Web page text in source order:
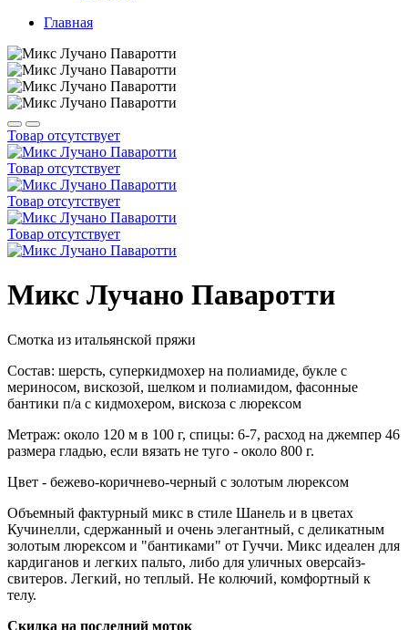
Главная
Товар отсутствует
Товар отсутствует
Товар отсутствует
Товар отсутствует
Микс Лучано Паваротти
Смотка из итальянской пряжи
Состав: шерсть, суперкидмохер на полиамиде, букле с
мериносом, вискозой, шелком и полиамидом, фасонные
бантики п/а с кидмохером, вискоза с люрексом
Метраж: около 120 м в 100 г, спицы: 6-7, расход на джемпер 46
размера гладью, если вязать не туго - около 800 г.
Цвет - бежево-коричнево-черный с золотым люрексом
Объемный фактурный микс в стиле Шанель и в цветах
Кучинелли, сдержанный и очень элегантный, с деликатным
золотым люрексом и "бантиками" от Гуччи. Микс идеален для
кардиганов и легких пальто, либо для уличных оверсайз-
свитеров. Легкий, но теплый. Не колючий, комфортный к
телу.
Скидка на последний моток